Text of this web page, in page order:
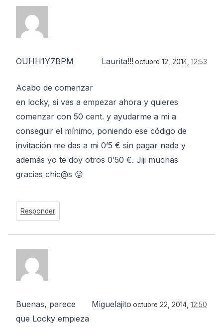
Laurita!!! octubre 12, 2014, 12:53
OUHH1Y7BPM
Acabo de comenzar
en locky, si vas a empezar ahora y quieres
comenzar con 50 cent. y ayudarme a mi a
conseguir el mínimo, poniendo ese código de
invitación me das a mi 0’5 € sin pagar nada y
además yo te doy otros 0’50 €. Jiji muchas
gracias chic@s 😛
Responder
Miguelajito octubre 22, 2014, 12:50
Buenas, parece
que Locky empieza